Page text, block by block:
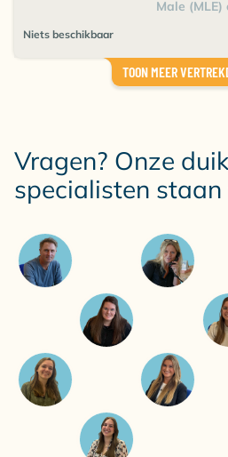
Male (MLE)
Niets beschikbaar
TOON MEER
Vragen? Onze
specialisten staan